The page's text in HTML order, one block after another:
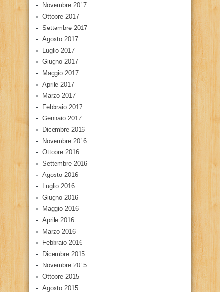
Novembre 2017
Ottobre 2017
Settembre 2017
Agosto 2017
Luglio 2017
Giugno 2017
Maggio 2017
Aprile 2017
Marzo 2017
Febbraio 2017
Gennaio 2017
Dicembre 2016
Novembre 2016
Ottobre 2016
Settembre 2016
Agosto 2016
Luglio 2016
Giugno 2016
Maggio 2016
Aprile 2016
Marzo 2016
Febbraio 2016
Dicembre 2015
Novembre 2015
Ottobre 2015
Agosto 2015